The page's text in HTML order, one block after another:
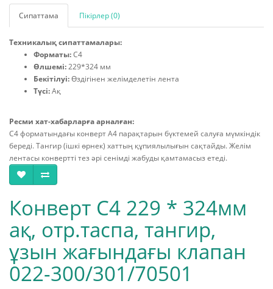
Сипаттама Пікірлер (0)
Техникалық сипаттамалары:
Форматы:С4
Өлшемі:229*324 мм
Бекітілуі:Өздігінен желімделетін лента
Түсі:Ақ
Ресми хат-хабарларға арналған:
С4 форматындағы конверт А4 парақтарын бүктемей салуға мүмкіндік
береді. Тангир (ішкі өрнек) хаттың құпиялылығын сақтайды. Желім
лентасы конвертті тез әрі сенімді жабуды қамтамасыз етеді.
Конверт С4 229 * 324мм
ақ, отр.таспа, тангир,
ұзын жағындағы клапан
022-300/301/70501